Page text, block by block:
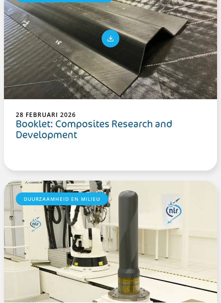
28 FEBRUARI 2026
Booklet: Composites Research and
Development
DUURZAAMHEID EN MILIEU